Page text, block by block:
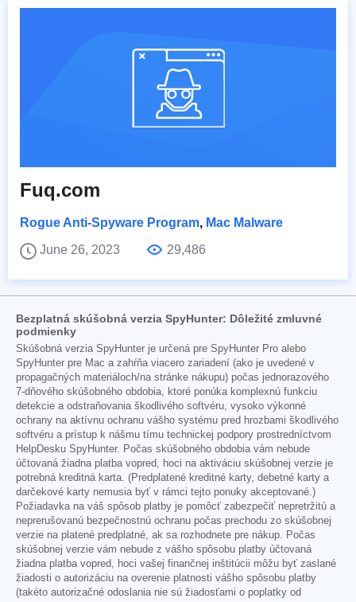
Fuq.com
Rogue Anti-Spyware Program, Mac Malware
June 26, 2023
29,486
Bezplatná skúšobná verzia SpyHunter: Dôležité zmluvné
podmienky
Skúšobná verzia SpyHunter je určená pre SpyHunter Pro alebo
SpyHunter pre Mac a zahŕňa viacero zariadení (ako je uvedené v
propagačných materiáloch/na stránke nákupu) počas jednorazového
7-dňového skúšobného obdobia, ktoré ponúka komplexnú funkciu
detekcie a odstraňovania škodlivého softvéru, vysoko výkonné
ochrany na aktívnu ochranu vášho systému pred hrozbami škodlivého
softvéru a prístup k nášmu tímu technickej podpory prostredníctvom
HelpDesku SpyHunter. Počas skúšobného obdobia vám nebude
účtovaná žiadna platba vopred, hoci na aktiváciu skúšobnej verzie je
potrebná kreditná karta. (Predplatené kreditné karty, debetné karty a
darčekové karty nemusia byť v rámci tejto ponuky akceptované.)
Požiadavka na váš spôsob platby je pomôcť zabezpečiť nepretržitú a
neprerušovanú bezpečnostnú ochranu počas prechodu zo skúšobnej
verzie na platené predplatné, ak sa rozhodnete pre nákup. Počas
skúšobnej verzie vám nebude z vášho spôsobu platby účtovaná
žiadna platba vopred, hoci vašej finančnej inštitúcii môžu byť zaslané
žiadosti o autorizáciu na overenie platnosti vášho spôsobu platby
(takéto autorizačné odoslania nie sú žiadosťami o poplatky od